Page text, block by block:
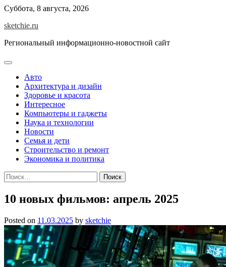
Skip
content
Суббота, 8 августа, 2026
sketchie.ru
Региональный информационно-новостной сайт
Авто
Архитектура и дизайн
Здоровье и красота
Интересное
Компьютеры и гаджеты
Наука и технологии
Новости
Семья и дети
Строительство и ремонт
Экономика и политика
Найти:
10 новых фильмов: апрель 2025
Posted on 11.03.2025 by sketchie